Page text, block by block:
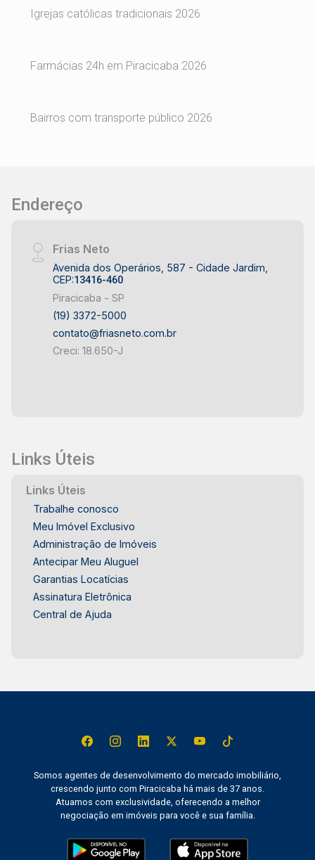
Igrejas católicas tradicionais 2026
Farmácias 24h em Piracicaba 2026
Bairros com transporte público 2026
Endereço
Frias Neto
Avenida dos Operários, 587 - Cidade Jardim,
CEP:13416-460
Piracicaba - SP
(19) 3372-5000
contato@friasneto.com.br
Creci: 18.650-J
Links Úteis
Links Úteis
Trabalhe conosco
Meu Imóvel Exclusivo
Administração de Imóveis
Antecipar Meu Aluguel
Garantias Locatícias
Assinatura Eletrônica
Central de Ajuda
Somos agentes de desenvolvimento do mercado imobiliário,
crescendo junto com Piracicaba há mais de 37 anos.
Atuamos com exclusividade, oferecendo a melhor
negociação em imóveis para você e sua família.